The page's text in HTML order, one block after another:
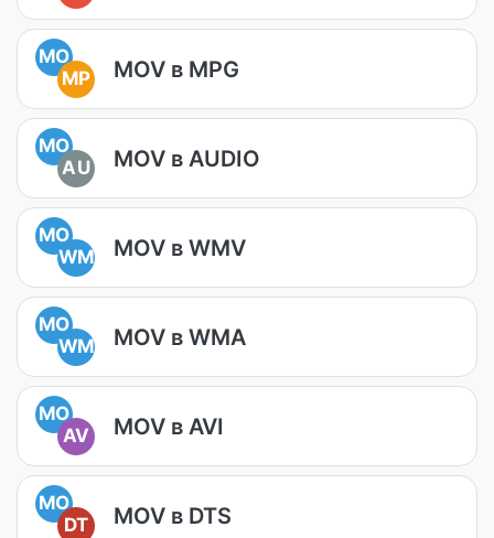
MO
MP
MOV в MPG
MO
AU
MOV в AUDIO
MO
WM
MOV в WMV
MO
WM
MOV в WMA
MO
AV
MOV в AVI
MO
DT
MOV в DTS